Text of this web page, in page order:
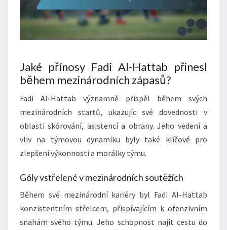
Jaké přínosy Fadi Al-Hattab přinesl
během mezinárodních zápasů?
Fadi Al-Hattab významně přispěl během svých
mezinárodních startů, ukazujíc své dovednosti v
oblasti skórování, asistencí a obrany. Jeho vedení a
vliv na týmovou dynamiku byly také klíčové pro
zlepšení výkonnosti a morálky týmu.
Góly vstřelené v mezinárodních soutěžích
Během své mezinárodní kariéry byl Fadi Al-Hattab
konzistentním střelcem, přispívajícím k ofenzivním
snahám svého týmu. Jeho schopnost najít cestu do